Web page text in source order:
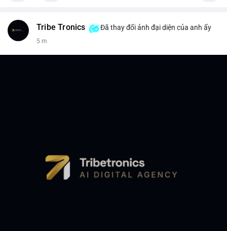
Tribe Tronics Đã thay đổi ảnh đại diện của anh ấy
5 m